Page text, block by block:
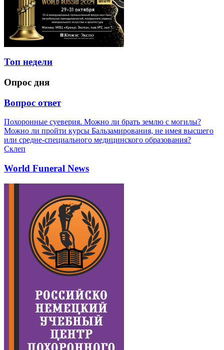
Топ недели
Опрос дня
Вопрос ответ
Похоронные суеверия. Можно ли брать землю с могилы?
Можно ли пройти курсы Бальзамирования, не имея высшего
или средне-специального медицинского образования?
Склеп
World Funeral News